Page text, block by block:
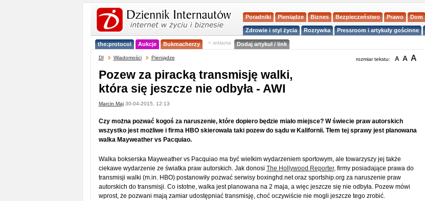
Poradniki Pieniądze Biznes Bezpieczeństwo Prawo Dom
Zdrowie i styl życia Rozrywka Pressroom i artykuły gościnne
the:protocol Aukcje Bukmacherzy < reklama Dodaj artykuł / link
DI Wiadomości Pieniądze rozmiar tekstu: A A A
Pozew za piracką transmisję walki,
która się jeszcze nie odbyła - AWI
Marcin Maj30-04-2015, 12:13
Czy można pozwać kogoś za naruszenie, które dopiero będzie miało miejsce? W świecie praw autorskich
wszystko jest możliwe i firma HBO skierowała taki pozew do sądu w Kalifornii. Tłem tej sprawy jest planowana
walka Mayweather vs Pacquiao.
Walka bokserska Mayweather vs Pacquiao ma być wielkim wydarzeniem sportowym, ale towarzyszy jej także
ciekawe wydarzenie ze światka praw autorskich. Jak donosi The Hollywood Reporter, firmy posiadające prawa do
transmisji walki (m.in. HBO) postanowiły pozwać serwisy boxinghd.net oraz sportship.org za naruszenie praw
autorskich do transmisji. Co istotne, walka jest planowana na 2 maja, a więc jeszcze się nie odbyła. Pozew mówi
wprost, że pozwani mają zamiar udostępniać transmisję, choć oczywiście nie mogli jeszcze tego zrobić.